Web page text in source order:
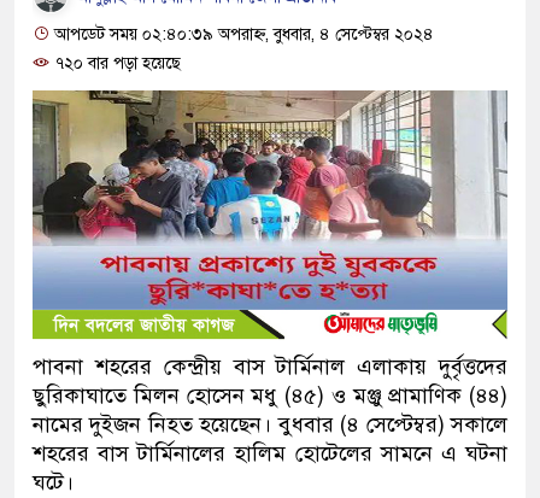
আপডেট সময় ০২:৪০:৩৯ অপরাহ্ন, বুধবার, ৪ সেপ্টেম্বর ২০২৪
৭২০ বার পড়া হয়েছে
পাবনা শহরের কেন্দ্রীয় বাস টার্মিনাল এলাকায় দুর্বৃত্তদের
ছুরিকাঘাতে মিলন হোসেন মধু (৪৫) ও মঞ্জু প্রামাণিক (৪৪)
নামের দুইজন নিহত হয়েছেন। বুধবার (৪ সেপ্টেম্বর) সকালে
শহরের বাস টার্মিনালের হালিম হোটেলের সামনে এ ঘটনা
ঘটে।